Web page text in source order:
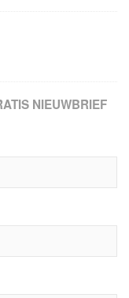
NIEUWBRIEF